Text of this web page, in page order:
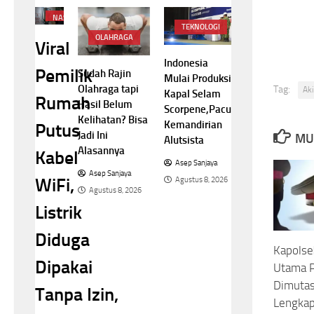
Tag:
Utama
NASIONAL
Viral
Pemilik
Rumah
Putus
Kabel
WiFi,
Listrik
Diduga
Dipakai
Tanpa Izin,
OLAHRAGA
Sudah Rajin
Olahraga tapi
Hasil Belum
Kelihatan? Bisa
Jadi Ini
Alasannya
Asep Sanjaya
Agustus 8, 2026
TEKNOLOGI
Indonesia
Mulai Produksi
Kapal Selam
Scorpene,Pacu
Kemandirian
Alutsista
Asep Sanjaya
Agustus 8, 2026